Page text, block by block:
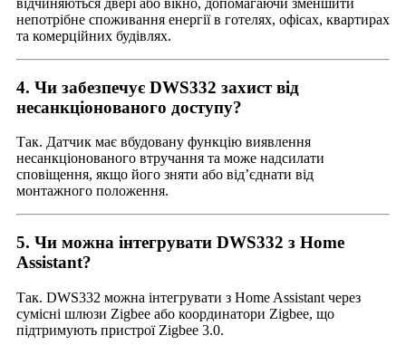
непотрібне споживання енергії в готелях, офісах, квартирах
та комерційних будівлях.
4. Чи забезпечує DWS332 захист від
несанкціонованого доступу?
Так. Датчик має вбудовану функцію виявлення
несанкціонованого втручання та може надсилати
сповіщення, якщо його зняти або від’єднати від
монтажного положення.
5. Чи можна інтегрувати DWS332 з Home
Assistant?
Так. DWS332 можна інтегрувати з Home Assistant через
сумісні шлюзи Zigbee або координатори Zigbee, що
підтримують пристрої Zigbee 3.0.